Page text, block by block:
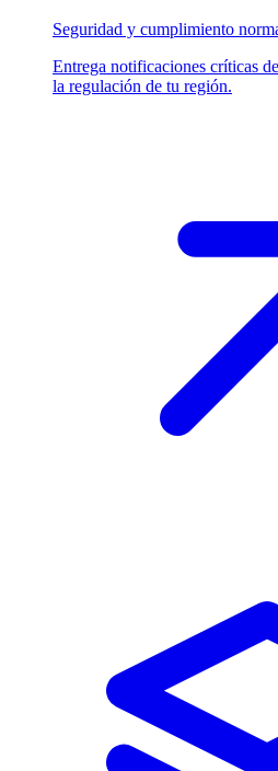
Seguridad y cumplimiento
Entrega notificaciones críticas
la regulación de tu región.